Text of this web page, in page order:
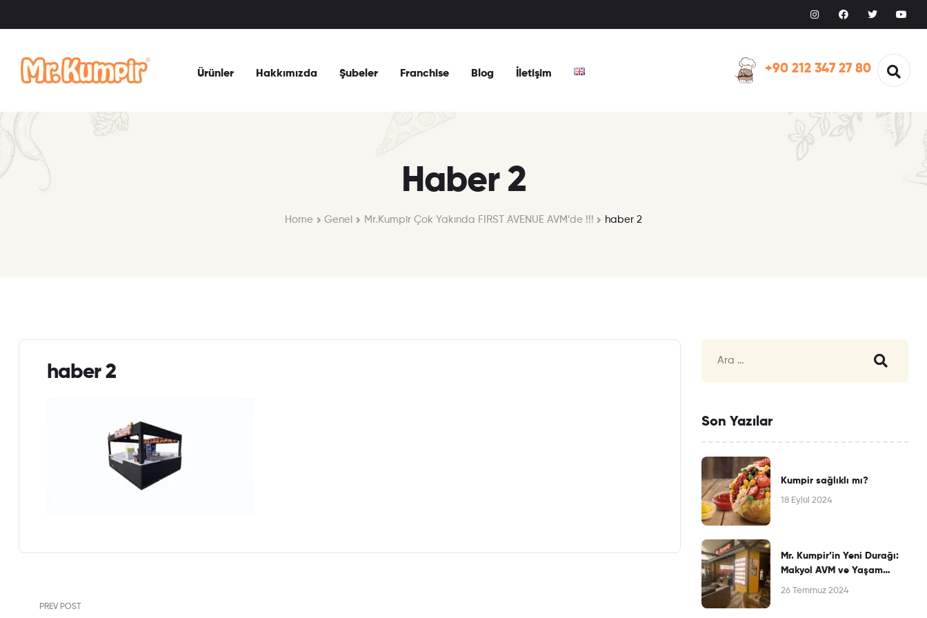
Ürünler Hakkımızda Şubeler Franchise Blog İletişim +90 212 347 27 80
Haber 2
Home Genel Mr.Kumpir Çok Yakında FIRST AVENUE AVM’de !!! haber 2
haber 2
PREV POST
Son Yazılar
Kumpir sağlıklı mı?
18 Eylül 2024
Mr. Kumpir’in Yeni Durağı:
Makyol AVM ve Yaşam
Merkezi’nde Lezzet Rüzgarı
26 Temmuz 2024